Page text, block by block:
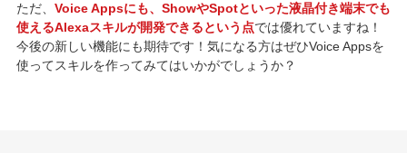
ただ、 Voice Appsにも、ShowやSpotといった液晶付き端末でも
使えるAlexaスキルが開発できるという点では優れていますね！
今後の新しい機能にも期待です！気になる方はぜひVoice Appsを
使ってスキルを作ってみてはいかがでしょうか？